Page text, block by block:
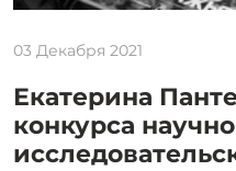
03 Декабря 2021
Екатерина
конкурса